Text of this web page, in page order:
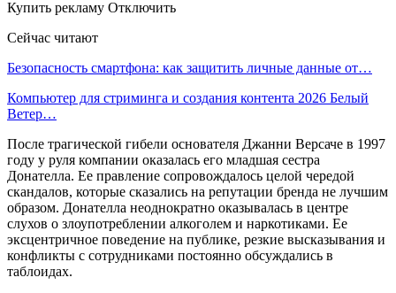
Купить рекламу Отключить
Сейчас читают
Безопасность смартфона: как защитить личные данные от…
Компьютер для стриминга и создания контента 2026 Белый
Ветер…
После трагической гибели основателя Джанни Версаче в 1997
году у руля компании оказалась его младшая сестра
Донателла. Ее правление сопровождалось целой чередой
скандалов, которые сказались на репутации бренда не лучшим
образом. Донателла неоднократно оказывалась в центре
слухов о злоупотреблении алкоголем и наркотиками. Ее
эксцентричное поведение на публике, резкие высказывания и
конфликты с сотрудниками постоянно обсуждались в
таблоидах.